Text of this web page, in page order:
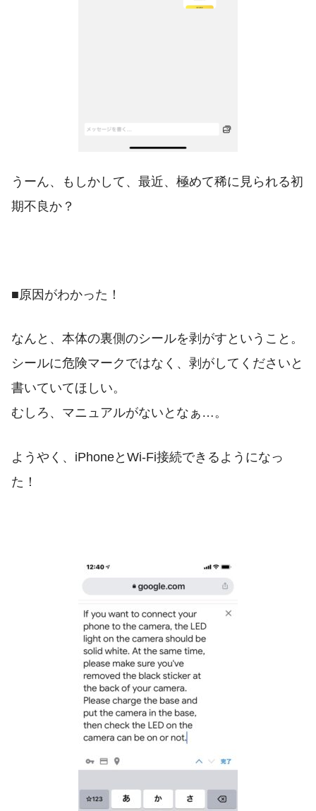
うーん、もしかして、最近、極めて稀に見られる初
期不良か？
■原因がわかった！
なんと、本体の裏側のシールを剥がすということ。
シールに危険マークではなく、剥がしてくださいと
書いていてほしい。
むしろ、マニュアルがないとなぁ…。
ようやく、iPhoneとWi-Fi接続できるようになっ
た！